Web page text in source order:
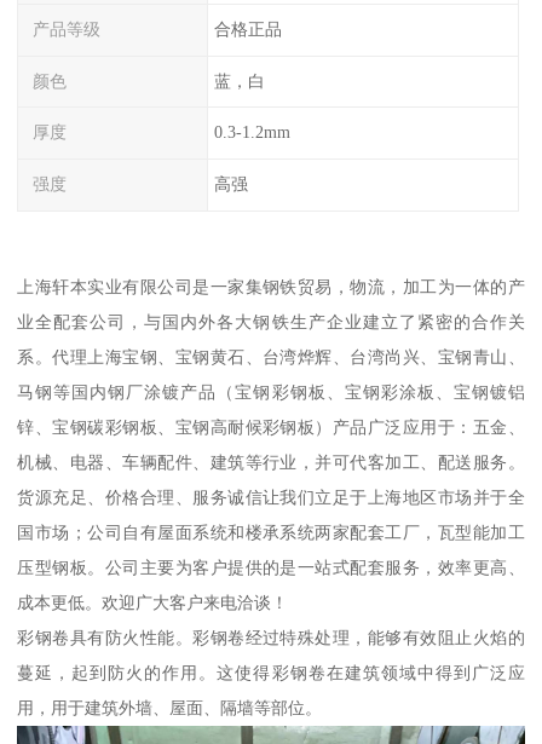
产品等级 合格正品
颜色 蓝，白
厚度 0.3-1.2mm
强度 高强
上海轩本实业有限公司是一家集钢铁贸易，物流，加工为一体的产
业全配套公司，与国内外各大钢铁生产企业建立了紧密的合作关
系。代理上海宝钢、宝钢黄石、台湾烨辉、台湾尚兴、宝钢青山、
马钢等国内钢厂涂镀产品（宝钢彩钢板、宝钢彩涂板、宝钢镀铝
锌、宝钢碳彩钢板、宝钢高耐候彩钢板）产品广泛应用于：五金、
机械、电器、车辆配件、建筑等行业，并可代客加工、配送服务。
货源充足、价格合理、服务诚信让我们立足于上海地区市场并于全
国市场；公司自有屋面系统和楼承系统两家配套工厂，瓦型能加工
压型钢板。公司主要为客户提供的是一站式配套服务，效率更高、
成本更低。欢迎广大客户来电洽谈！
彩钢卷具有防火性能。彩钢卷经过特殊处理，能够有效阻止火焰的
蔓延，起到防火的作用。这使得彩钢卷在建筑领域中得到广泛应
用，用于建筑外墙、屋面、隔墙等部位。